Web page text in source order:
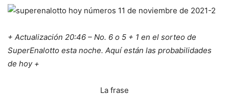
+ Actualización 20:46 – No. 6 o 5 + 1 en el sorteo de
SuperEnalotto esta noche. Aquí están las probabilidades
de hoy +
La frase